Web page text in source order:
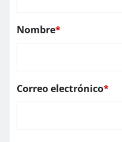
Nombre*
Correo electrónico*